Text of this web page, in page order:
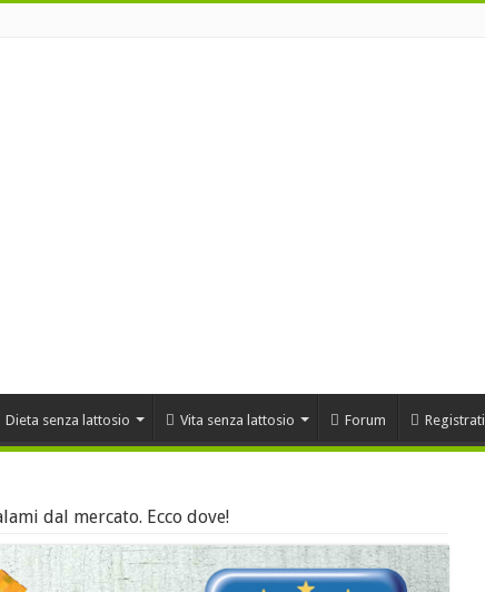
Dieta senza lattosio Vita senza lattosio Forum Registrati
dal mercato. Ecco dove!